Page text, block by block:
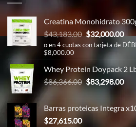
Creatina Monohidrato
$43,183.00 El
precio
original
era:
$43,183.00.
$32,000.00El
o en 4 cuotas con tarjeta de
$8,000.00
Whey Protein Doypack 2
$86,366.00 El
precio
original
era:
$83,298.00El
es:
Barras proteicas Integra
$27,615.00